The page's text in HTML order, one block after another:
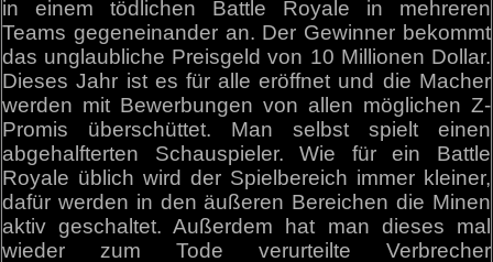
in einem tödlichen Battle Royale in mehreren
Teams gegeneinander an. Der Gewinner bekommt
das unglaubliche Preisgeld von 10 Millionen Dollar.
Dieses Jahr ist es für alle eröffnet und die Macher
werden mit Bewerbungen von allen möglichen Z-
Promis überschüttet. Man selbst spielt einen
abgehalfterten Schauspieler. Wie für ein Battle
Royale üblich wird der Spielbereich immer kleiner,
dafür werden in den äußeren Bereichen die Minen
aktiv geschaltet. Außerdem hat man dieses mal
wieder zum Tode verurteilte Verbrecher